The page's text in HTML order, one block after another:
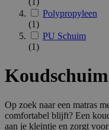
Polypropyleen
(1)
PU Schuim
(1)
Op zoek naar een matras
comfortabel blijft? Een
aan je kleintje en zorgt